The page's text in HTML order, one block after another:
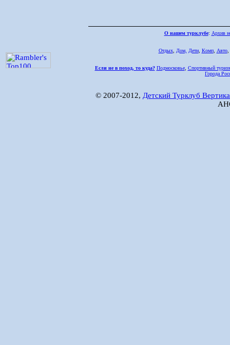
О нашем турклубе: Архив
Отдых, Дом, Дети, Комп, Авто,
Если не в поход, то куда? Подмосковье, Спортивный
Города
© 2007-2012, Детский Турклуб